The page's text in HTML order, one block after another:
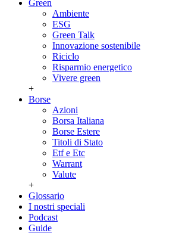
Green
Ambiente
ESG
Green Talk
Innovazione sostenibile
Riciclo
Risparmio energetico
Vivere green
+
Borse
Azioni
Borsa Italiana
Borse Estere
Titoli di Stato
Etf e Etc
Warrant
Valute
+
Glossario
I nostri speciali
Podcast
Guide